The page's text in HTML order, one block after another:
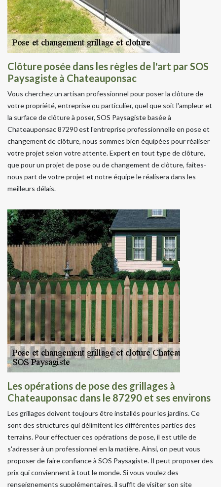
Clôture posée dans les règles de l'art par SOS
Paysagiste à Chateauponsac
Vous cherchez un artisan professionnel pour poser la clôture de
votre propriété, entreprise ou particulier, quel que soit l'ampleur et
la surface de clôture à poser, SOS Paysagiste basée à
Chateauponsac 87290 est l'entreprise professionnelle en pose et
changement de clôture, nous sommes bien équipées pour réaliser
votre projet selon votre attente. Expert en tout type de clôture,
que pour un projet de pose ou de changement de clôture, faites-
nous part de votre projet et notre équipe le réalisera dans les
meilleurs délais.
Les opérations de pose des grillages à
Chateauponsac dans le 87290 et ses environs
Les grillages doivent toujours être installés pour les jardins. Ce
sont des structures qui délimitent les différentes parties des
terrains. Pour effectuer ces opérations de pose, il est utile de
s'adresser à un professionnel en la matière. Ainsi, on peut vous
proposer de faire confiance à SOS Paysagiste. Il peut proposer des
prix qui conviennent à tout le monde. Si vous voulez des
renseignements supplémentaires, il suffit de visiter son site